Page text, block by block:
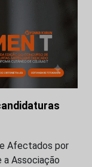
Afectados por
a Associação